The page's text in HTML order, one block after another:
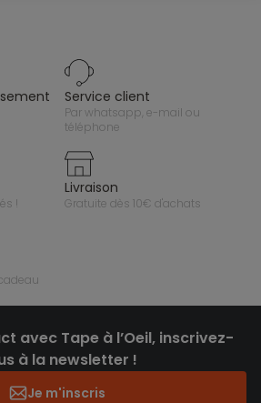
service client
par whatsapp, e-mail ou
téléphone
!
livraison
gratuite dès 10€ d'achats
avec Tape à l’Oeil, inscrivez-
à la newsletter !
Je m'inscris